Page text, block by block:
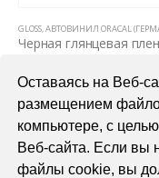
Оставаясь на Веб-
размещением
компьютере, с
Веб-сайта. Если вы
файлы cookie, вы
GLOSS АВТОВИНИЛ ORACAL
В КОРЗИНУ